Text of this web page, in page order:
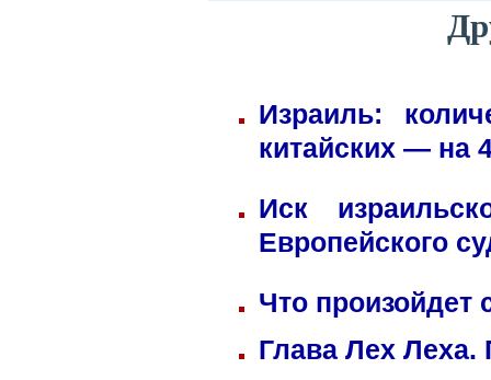
Израиль:
китайских — на
Иск
Европейского
Что произойдет
Глава Лех